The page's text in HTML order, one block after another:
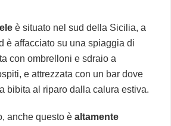
è situato nel sud della Sicilia, a
è affacciato su una spiaggia di
con ombrelloni e sdraio a
e attrezzata con un bar dove
bibita al riparo dalla calura estiva.
anche questo èaltamente